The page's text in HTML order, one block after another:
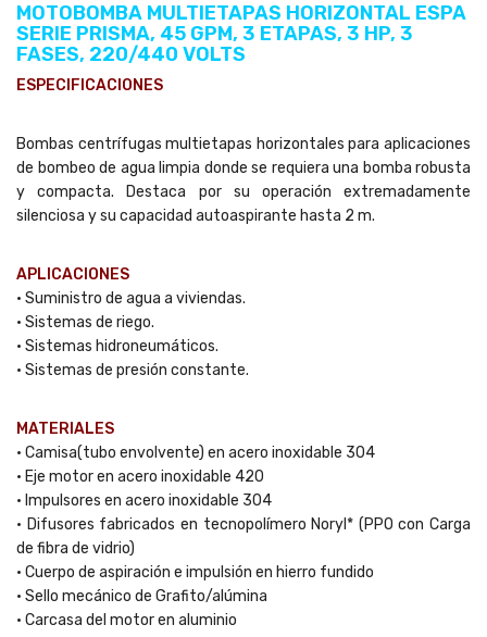
MOTOBOMBA MULTIETAPAS HORIZONTAL ESPA
SERIE PRISMA, 45 GPM, 3 ETAPAS, 3 HP, 3
FASES, 220/440 VOLTS
ESPECIFICACIONES
Bombas centrífugas multietapas horizontales para aplicaciones
de bombeo de agua limpia donde se requiera una bomba robusta
y compacta. Destaca por su operación extremadamente
silenciosa y su capacidad autoaspirante hasta 2 m.
APLICACIONES
• Suministro de agua a viviendas.
• Sistemas de riego.
• Sistemas hidroneumáticos.
• Sistemas de presión constante.
MATERIALES
• Camisa(tubo envolvente) en acero inoxidable 304
• Eje motor en acero inoxidable 420
• Impulsores en acero inoxidable 304
• Difusores fabricados en tecnopolímero Noryl* (PPO con Carga
de fibra de vidrio)
• Cuerpo de aspiración e impulsión en hierro fundido
• Sello mecánico de Grafito/alúmina
• Carcasa del motor en aluminio